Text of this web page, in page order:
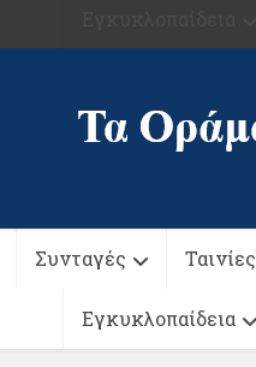
Συνταγές Ταινίες
Εγκυκλοπαίδεια